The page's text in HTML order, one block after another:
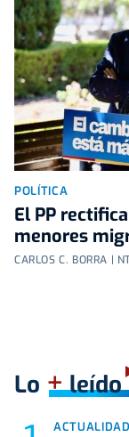
POLÍTICA
El PP
menores
CARLOS C. BORRA |
Lo +leído
ACTUALIDAD